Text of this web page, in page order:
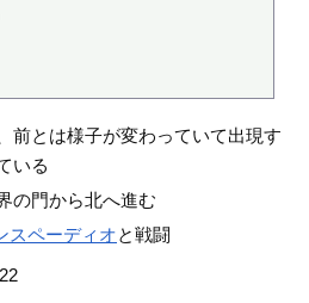
前とは様子が変わっていて出現す
いる
の門から北へ進む
スペーディオと戦闘